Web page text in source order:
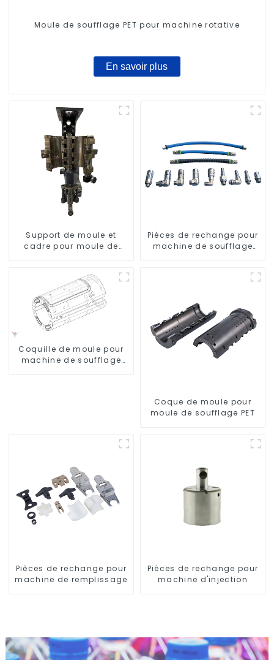
Moule de soufflage PET pour machine rotative
En savoir plus
Support de moule et
cadre pour moule de
Pièces de rechange pour
machine de soufflage
Coquille de moule pour
machine de soufflage
Coque de moule pour
moule de soufflage PET
Pièces de rechange pour
machine de remplissage
Pièces de rechange pour
machine d'injection